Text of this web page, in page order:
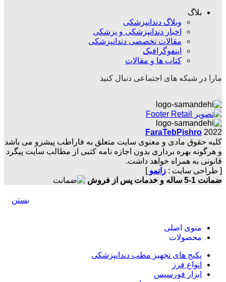
بلاگ
وبلاگ دندانپزشکی
اخبار دندانپزشکی و پزشکی
مقالات تخصصی دندانپزشکی
اینفوگرافیک
کتاب ها و مقالات
مارا در شبکه های اجتماعی دنبال کنید
FaraTebPishro 2022
کلیه حقوق مادی و معنوی سایت متعلق به فاراطب پیشرو می باشد
و هرگونه بهره برداری بدون اجازه نامه کتبی از مطالب سایت پیگرد
قانونی به همراه خواهد داشت.
[ طراحی سایت : زانمو]
ضمانت 1-5 ساله و خدمات پس از فروش
بستن
منوی اصلی
محصولات
پکیج های تجهیز مطب دندانپزشکی
انواع فرز
ابزار فورسپس